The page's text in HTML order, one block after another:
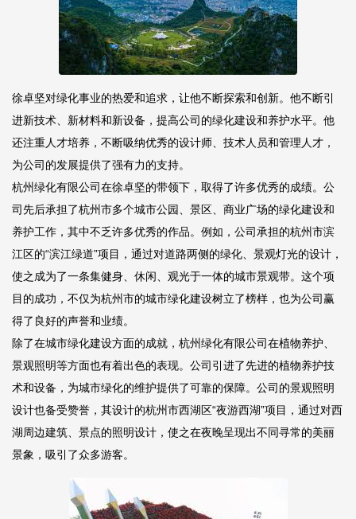
徐卓坚对绿化事业的热爱和追求，让他不断探索和创新。他不断引
进新技术、新材料和新设备，提高公司的绿化建设和养护水平。他
还注重人才培养，不断吸纳优秀的设计师、技术人员和管理人才，
为公司的发展提供了强有力的支持。
杭州绿化有限公司在徐卓坚的带领下，取得了许多优秀的成绩。公
司先后承担了杭州市多个城市公园、景区、商业广场的绿化建设和
养护工作，其中不乏许多优秀的作品。例如，公司承担的杭州市滨
江区的“滨江绿道”项目，通过对道路两侧的绿化、景观灯光的设计，
使之成为了一条集健身、休闲、观光于一体的城市景观带。这个项
目的成功，不仅为杭州市的城市绿化建设树立了榜样，也为公司赢
得了良好的声誉和业绩。
除了在城市绿化建设方面的成就，杭州绿化有限公司在植物养护、
景观照明等方面也有着出色的表现。公司引进了先进的植物养护技
术和设备，为城市绿化的维护提供了可靠的保障。公司的景观照明
设计也备受赞誉，其设计的杭州市西湖区“夜游西湖”项目，通过对西
湖周边建筑、景点的照明设计，使之在夜晚呈现出不同寻常的美丽
景象，吸引了众多游客。